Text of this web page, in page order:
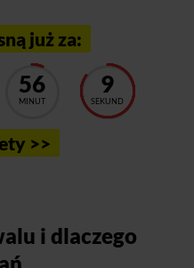
już za:
56
MINUT
5
SEKUND
>>
i dlaczego